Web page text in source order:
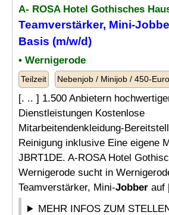
A- ROSA Hotel Gothisches
Teamverstärker, Mini-
Basis (m/w/d)
• Wernigerode
Teilzeit Nebenjob / Minijob / 450-
[. .. ] 1.500 Anbietern
Dienstleistungen Kostenlose
Mitarbeitendenkleidung-
Reinigung inklusive Eine eigene
JBRT1DE. A-ROSA Hotel
Wernigerode sucht in
Teamverstärker, Mini-Jobber auf
MEHR INFOS ZUM